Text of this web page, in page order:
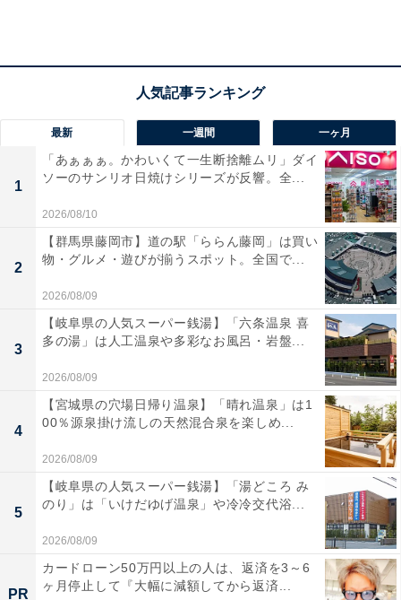
パッケージには株式会社大創産業と明記されている
ダイソーと他社の「おにぎりメーカー」はどこが
違う？
筆者はしばらく前から他社のおにぎりメーカーを使って
いました。価格は税込1490円のものです。大手通販サイ
トを見ても、おにぎりメーカーは1500円前後で売られて
最新 一週間 一ヶ月
1
「あぁぁぁ。かわいくて一生断捨離ムリ」ダイ
ソーのサンリオ日焼けシリーズが反響。全...
2026/08/10
2
【群馬県藤岡市】道の駅「ららん藤岡」は買い
物・グルメ・遊びが揃うスポット。全国で...
2026/08/09
3
【岐阜県の人気スーパー銭湯】「六条温泉 喜
多の湯」は人工温泉や多彩なお風呂・岩盤...
2026/08/09
4
【宮城県の穴場日帰り温泉】「晴れ温泉」は1
00％源泉掛け流しの天然混合泉を楽しめ...
2026/08/09
5
【岐阜県の人気スーパー銭湯】「湯どころ み
のり」は「いけだゆげ温泉」や冷冷交代浴...
2026/08/09
PR
カードローン50万円以上の人は、返済を3～6
ヶ月停止して『大幅に減額してから返済...